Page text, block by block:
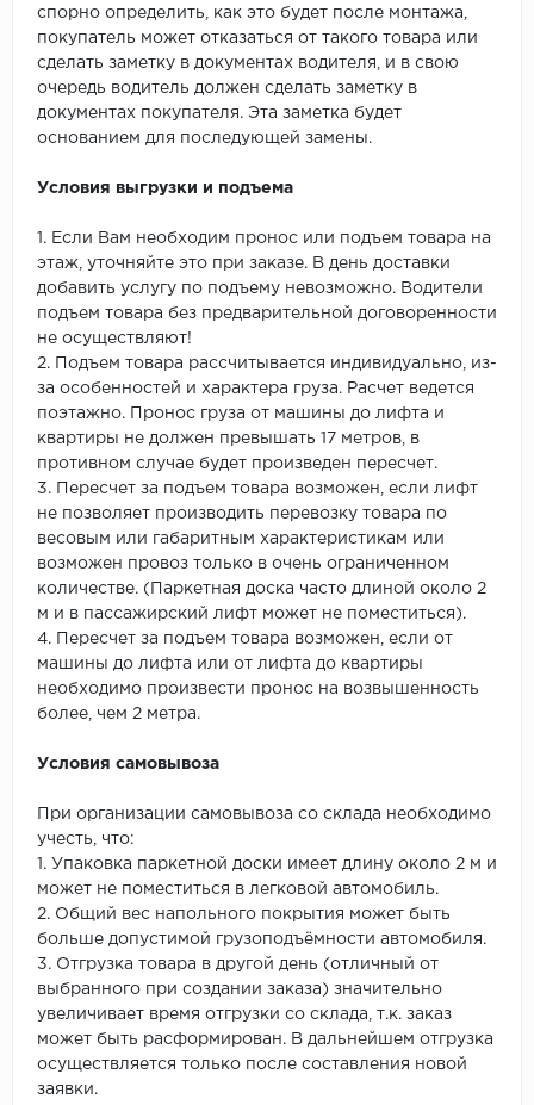
спорно определить, как это будет после монтажа,
покупатель может отказаться от такого товара или
сделать заметку в документах водителя, и в свою
очередь водитель должен сделать заметку в
документах покупателя. Эта заметка будет
основанием для последующей замены.
Условия выгрузки и подъема
1. Если Вам необходим пронос или подъем товара на
этаж, уточняйте это при заказе. В день доставки
добавить услугу по подъему невозможно. Водители
подъем товара без предварительной договоренности
не осуществляют!
2. Подъем товара рассчитывается индивидуально, из-
за особенностей и характера груза. Расчет ведется
поэтажно. Пронос груза от машины до лифта и
квартиры не должен превышать 17 метров, в
противном случае будет произведен пересчет.
3. Пересчет за подъем товара возможен, если лифт
не позволяет производить перевозку товара по
весовым или габаритным характеристикам или
возможен провоз только в очень ограниченном
количестве. (Паркетная доска часто длиной около 2
м и в пассажирский лифт может не поместиться).
4. Пересчет за подъем товара возможен, если от
машины до лифта или от лифта до квартиры
необходимо произвести пронос на возвышенность
более, чем 2 метра.
Условия самовывоза
При организации самовывоза со склада необходимо
учесть, что:
1. Упаковка паркетной доски имеет длину около 2 м и
может не поместиться в легковой автомобиль.
2. Общий вес напольного покрытия может быть
больше допустимой грузоподъёмности автомобиля.
3. Отгрузка товара в другой день (отличный от
выбранного при создании заказа) значительно
увеличивает время отгрузки со склада, т.к. заказ
может быть расформирован. В дальнейшем отгрузка
осуществляется только после составления новой
заявки.